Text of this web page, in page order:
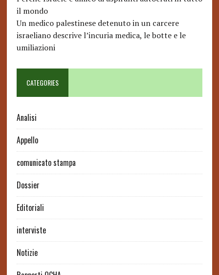
il mondo
Un medico palestinese detenuto in un carcere
israeliano descrive l’incuria medica, le botte e le
umiliazioni
CATEGORIES
Analisi
Appello
comunicato stampa
Dossier
Editoriali
interviste
Notizie